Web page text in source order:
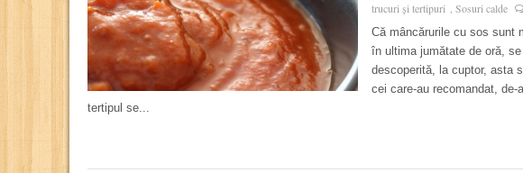
trucuri și tertipuri , Sosuri calde
Că mâncărurile cu sos sunt
în ultima jumătate de oră,
descoperită, la cuptor, asta
cei care-au recomandat, de-
tertipul se...